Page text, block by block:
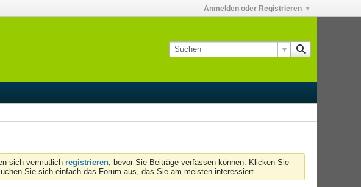
Anmelden oder Registrieren
sich vermutlich registrieren, bevor Sie Beiträge verfassen können. Klicken Sie
Sie sich einfach das Forum aus, das Sie am meisten interessiert.